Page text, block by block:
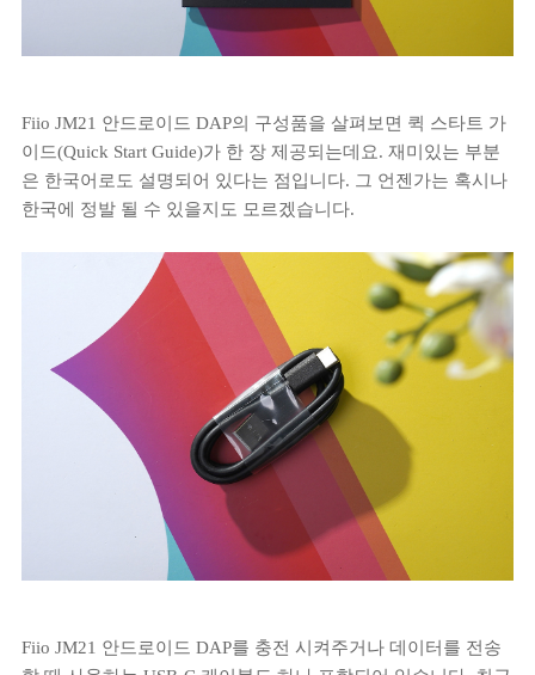
Fiio JM21 안드로이드 DAP의 구성품을 살펴보면 퀵 스타트 가
이드(Quick Start Guide)가 한 장 제공되는데요. 재미있는 부분
은 한국어로도 설명되어 있다는 점입니다. 그 언젠가는 혹시나
한국에 정발 될 수 있을지도 모르겠습니다.
Fiio JM21 안드로이드 DAP를 충전 시켜주거나 데이터를 전송